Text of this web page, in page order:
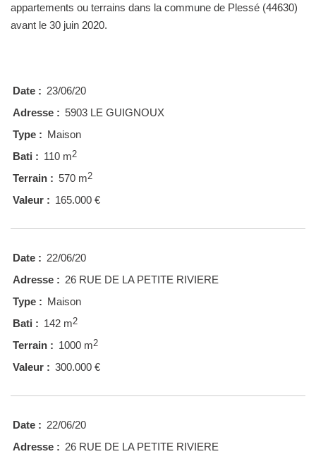
appartements ou terrains dans la commune de Plessé (44630)
avant le 30 juin 2020.
Date : 23/06/20
Adresse : 5903 LE GUIGNOUX
Type : Maison
Bati : 110 m2
Terrain : 570 m2
Valeur : 165.000 €
Date : 22/06/20
Adresse : 26 RUE DE LA PETITE RIVIERE
Type : Maison
Bati : 142 m2
Terrain : 1000 m2
Valeur : 300.000 €
Date : 22/06/20
Adresse : 26 RUE DE LA PETITE RIVIERE